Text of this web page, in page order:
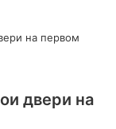
двери на